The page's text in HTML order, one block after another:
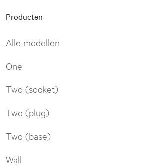
Producten
Alle modellen
One
Two (socket)
Two (plug)
Two (base)
Wall